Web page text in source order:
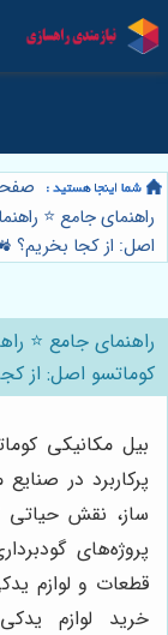
راهنمای جامع ⭐️
اصل: از کجا بخریم؟
راهنمای جامع ⭐️
کوماتسو اصل: از
بیل مکانیکی
پرکاربرد در
ساز، نقش حیاتی
پروژه‌های
قطعات و لوازم
خرید لوازم